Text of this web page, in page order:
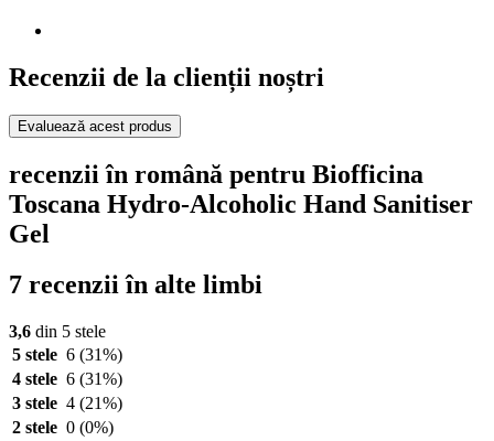
Recenzii de la clienții noștri
Evaluează acest produs
recenzii în română pentru Biofficina
Toscana Hydro-Alcoholic Hand Sanitiser
Gel
7 recenzii în alte limbi
3,6 din 5 stele
5 stele 6 (31%)
4 stele 6 (31%)
3 stele 4 (21%)
2 stele 0 (0%)